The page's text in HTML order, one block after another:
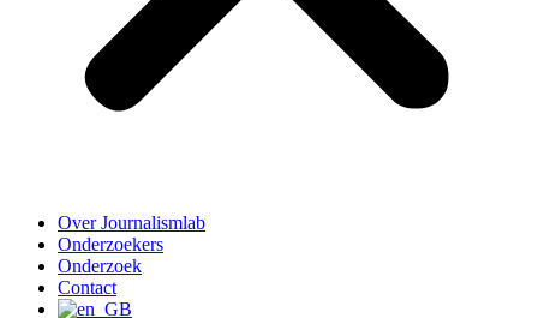
Over Journalismlab
Onderzoekers
Onderzoek
Contact